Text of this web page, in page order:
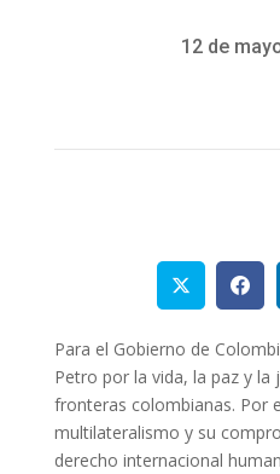
12 de
Para el Gobierno de
Petro por la vida, la paz y la
fronteras colombianas. Por
multilateralismo y su
derecho internacional